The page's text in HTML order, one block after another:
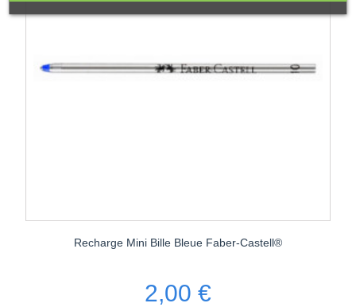
Recharge Mini Bille Bleue Faber-Castell®
2,00 €